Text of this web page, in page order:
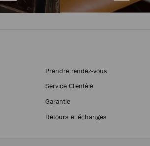
Prendre rendez-vous
Service Clientèle
Garantie
Retours et échanges